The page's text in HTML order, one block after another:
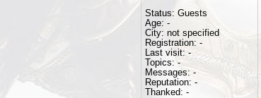
Status: Guests
Age: -
City: not specified
Registration: -
Last visit: -
Topics: -
Messages: -
Reputation: -
Thanked: -